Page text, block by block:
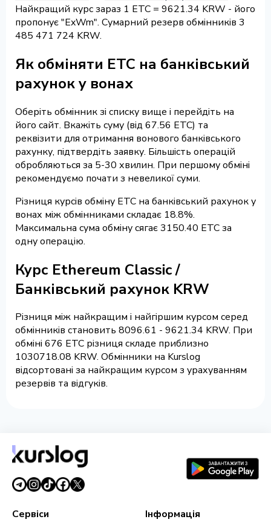
Найкращий курс зараз 1 ETC = 9621.34 KRW - його
пропонує "ExWm". Сумарний резерв обмінників 3
485 471 724 KRW.
Як обміняти ETC на банківський
рахунок у вонах
Оберіть обмінник зі списку вище і перейдіть на
його сайт. Вкажіть суму (від 67.56 ETC) та
реквізити для отримання вонового банківського
рахунку, підтвердіть заявку. Більшість операцій
обробляються за 5-30 хвилин. При першому обміні
рекомендуємо почати з невеликої суми.
Різниця курсів обміну ETC на банківський рахунок у
вонах між обмінниками складає 18.8%.
Максимальна сума обміну сягає 3150.40 ETC за
одну операцію.
Курс Ethereum Classic /
Банківський рахунок KRW
Різниця між найкращим і найгіршим курсом серед
обмінників становить 8096.61 - 9621.34 KRW. При
обміні 676 ETC різниця складе приблизно
1030718.08 KRW. Обмінники на Kurslog
відсортовані за найкращим курсом з урахуванням
резервів та відгуків.
Сервіси Інформація